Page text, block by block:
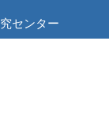
センター